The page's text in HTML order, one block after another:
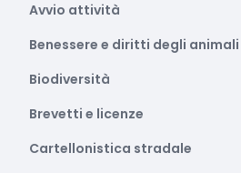
Avvio attività
Benessere e diritti degli animali
Biodiversità
Brevetti e licenze
Cartellonistica stradale